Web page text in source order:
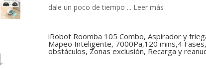
dale un poco de tiempo ... Leer más
iRobot Roomba 105 Combo, Aspirador y
Mapeo Inteligente, 7000Pa,120 mins,4
obstáculos, Zonas exclusión, Recarga y